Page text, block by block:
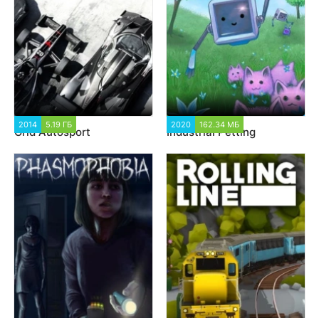
2014 5.19 ГБ
Grid Autosport
2020 162.34 МБ
Industrial Petting